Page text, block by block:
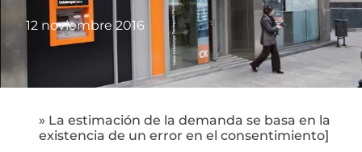
12 noviembre 2016
» La estimación de la demanda se basa en la
existencia de un error en el consentimiento]